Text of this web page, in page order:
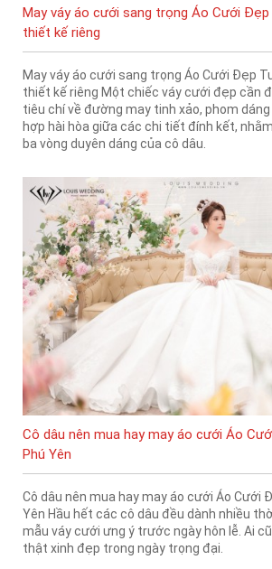
May váy áo cưới sang trọng Áo Cưới Đẹp
thiết kế riêng
May váy áo cưới sang trọng Áo Cưới Đẹp
thiết kế riêng Một chiếc váy cưới đẹp cần
tiêu chí về đường may tinh xảo, phom
hợp hài hòa giữa các chi tiết đính kết,
ba vòng duyên dáng của cô dâu.
Cô dâu nên mua hay may áo cưới Áo
Phú Yên
Cô dâu nên mua hay may áo cưới Áo Cưới
Yên Hầu hết các cô dâu đều dành nhiều
mẫu váy cưới ưng ý trước ngày hôn lễ. Ai
thật xinh đẹp trong ngày trọng đại.